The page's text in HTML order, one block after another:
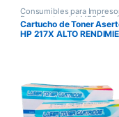
Consumibles para
Descuentos del MES,
HP,Toner Asertek
Cartucho de Toner
HP 217X ALTO